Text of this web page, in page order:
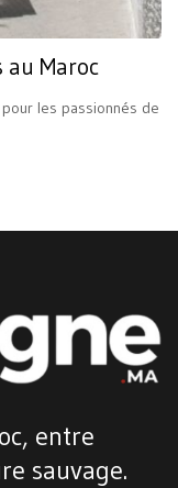
au Maroc
les passionnés de
entre
sauvage.